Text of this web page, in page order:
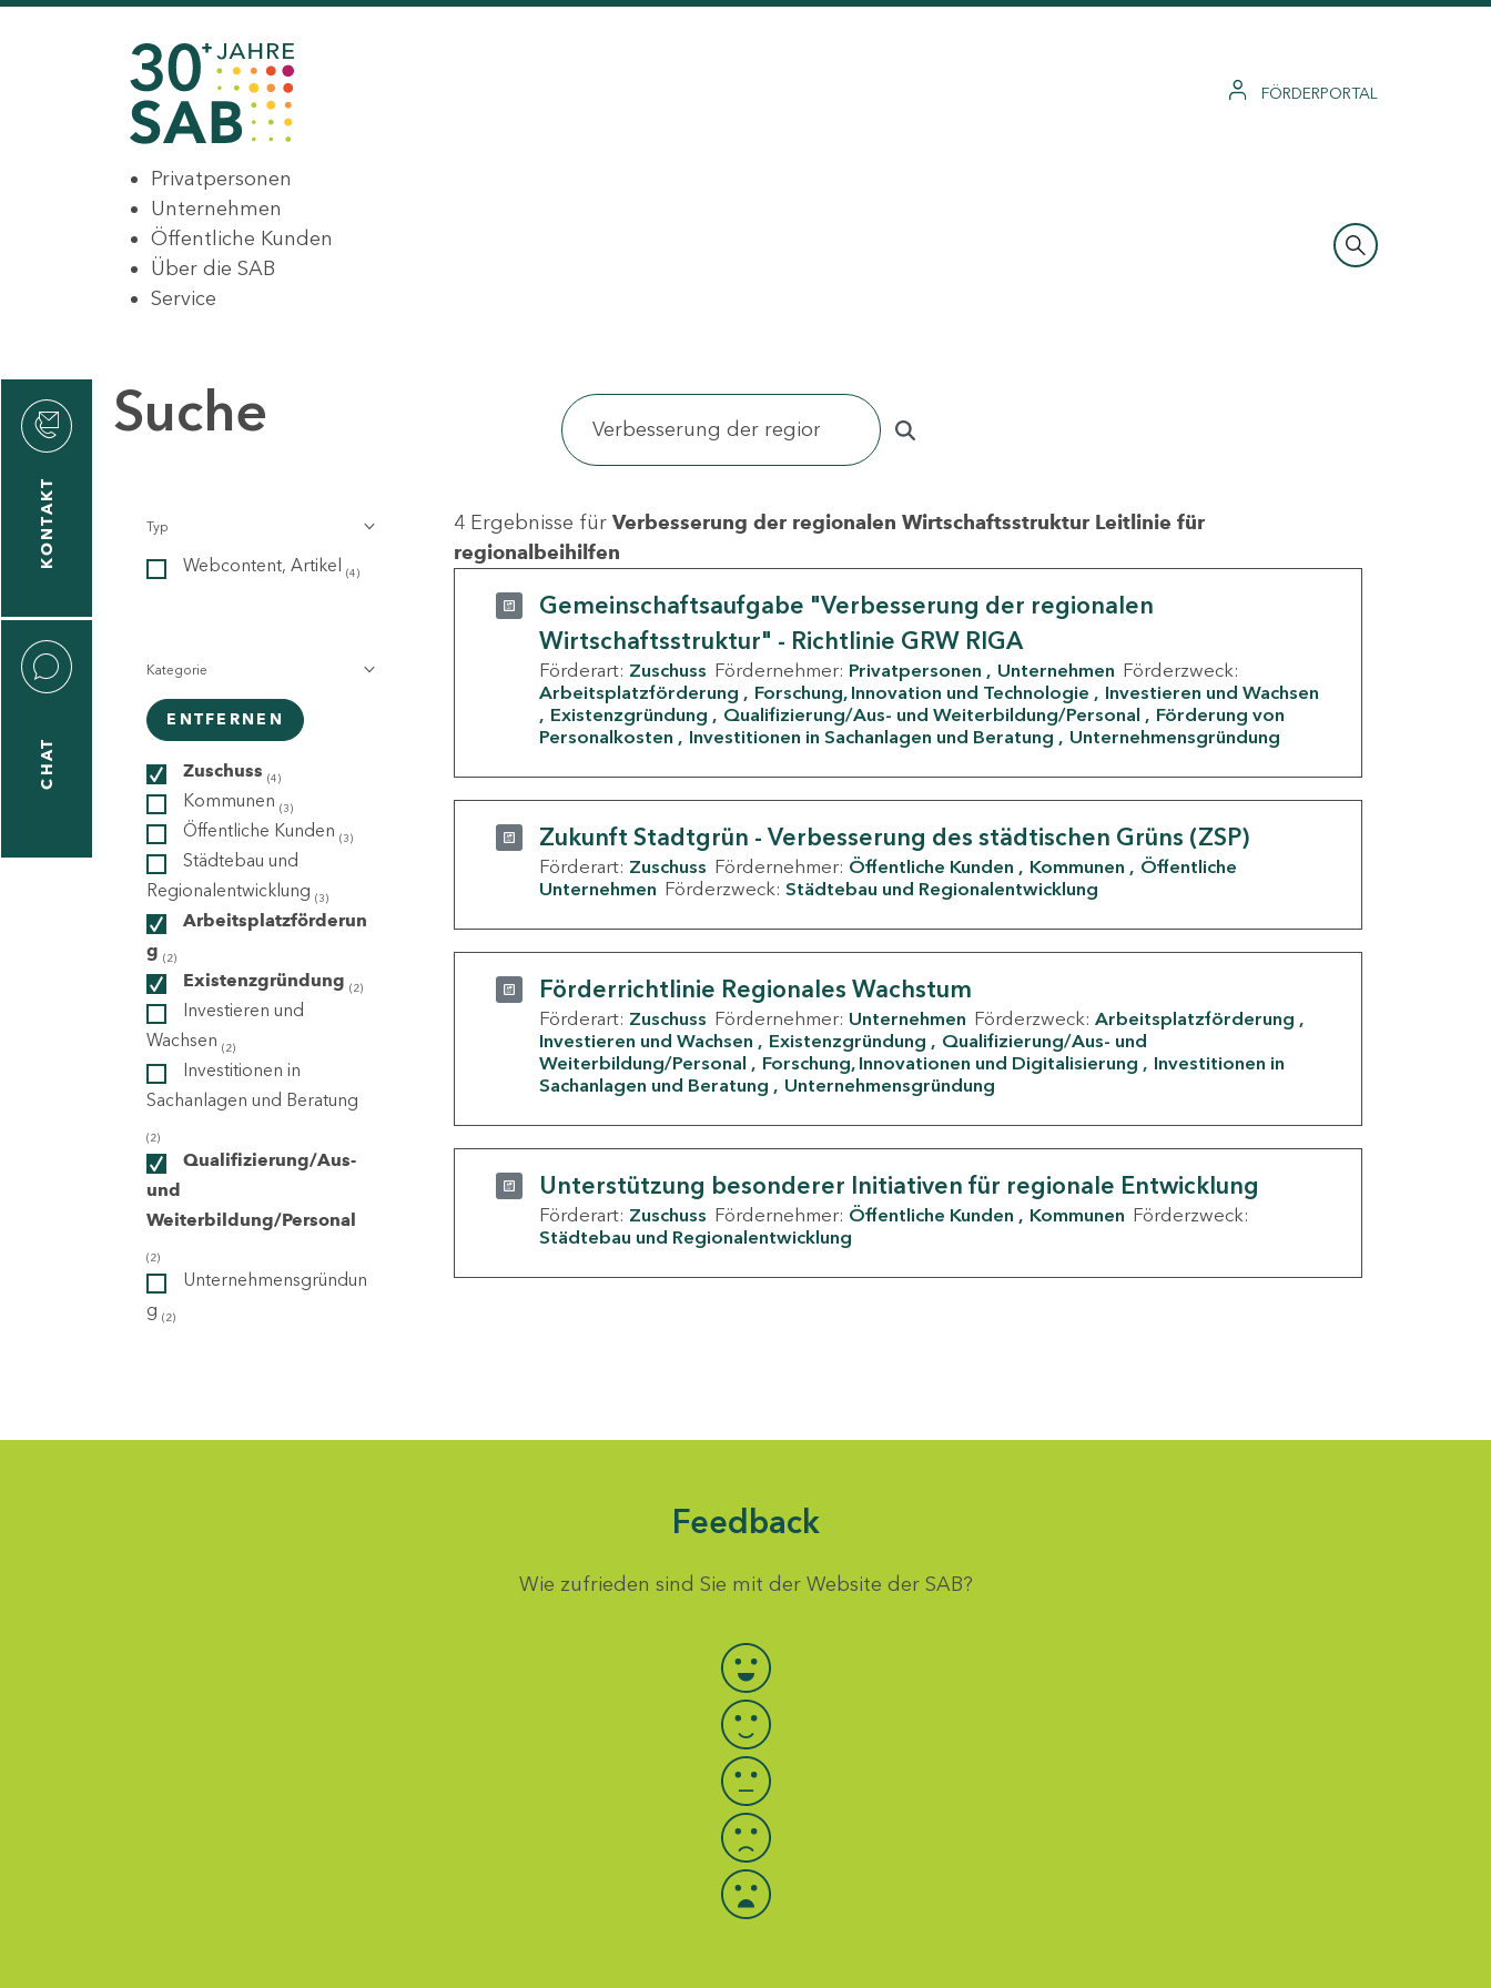
FÖRDERPORTAL
Privatpersonen
Unternehmen
Öffentliche Kunden
Über die SAB
Service
KONTAKT
CHAT
Suche
Typ
Webcontent, Artikel (4)
Kategorie
ENTFERNEN
Zuschuss (4)
Kommunen (3)
Öffentliche Kunden (3)
Städtebau und
Regionalentwicklung (3)
Arbeitsplatzförderun
g (2)
Existenzgründung (2)
Investieren und
Wachsen (2)
Investitionen in
Sachanlagen und Beratung
(2)
Qualifizierung/Aus-
und
Weiterbildung/Personal
(2)
Unternehmensgründun
g (2)
4 Ergebnisse für Verbesserung der regionalen Wirtschaftsstruktur Leitlinie für
regionalbeihilfen
Gemeinschaftsaufgabe "Verbesserung der regionalen
Wirtschaftsstruktur" - Richtlinie GRW RIGA
Förderart: Zuschuss Fördernehmer: Privatpersonen Unternehmen Förderzweck:
Arbeitsplatzförderung
Forschung, Innovation und Technologie
Investieren und Wachsen
Existenzgründung
Qualifizierung/Aus- und Weiterbildung/Personal
Förderung von
Personalkosten
Investitionen in Sachanlagen und Beratung Unternehmensgründung
Zukunft Stadtgrün - Verbesserung des städtischen Grüns (ZSP)
Förderart: Zuschuss Fördernehmer: Öffentliche Kunden Kommunen
Öffentliche
Unternehmen Förderzweck: Städtebau und Regionalentwicklung
Förderrichtlinie Regionales Wachstum
Förderart: Zuschuss Fördernehmer: Unternehmen Förderzweck: Arbeitsplatzförderung
Investieren und Wachsen
Existenzgründung
Qualifizierung/Aus- und
Weiterbildung/Personal
Forschung, Innovationen und Digitalisierung
Investitionen in
Sachanlagen und Beratung
Unternehmensgründung
Unterstützung besonderer Initiativen für regionale Entwicklung
Förderart: Zuschuss Fördernehmer: Öffentliche Kunden Kommunen Förderzweck:
Städtebau und Regionalentwicklung
Feedback
Wie zufrieden sind Sie mit der Website der SAB?
Bewertung auswählen